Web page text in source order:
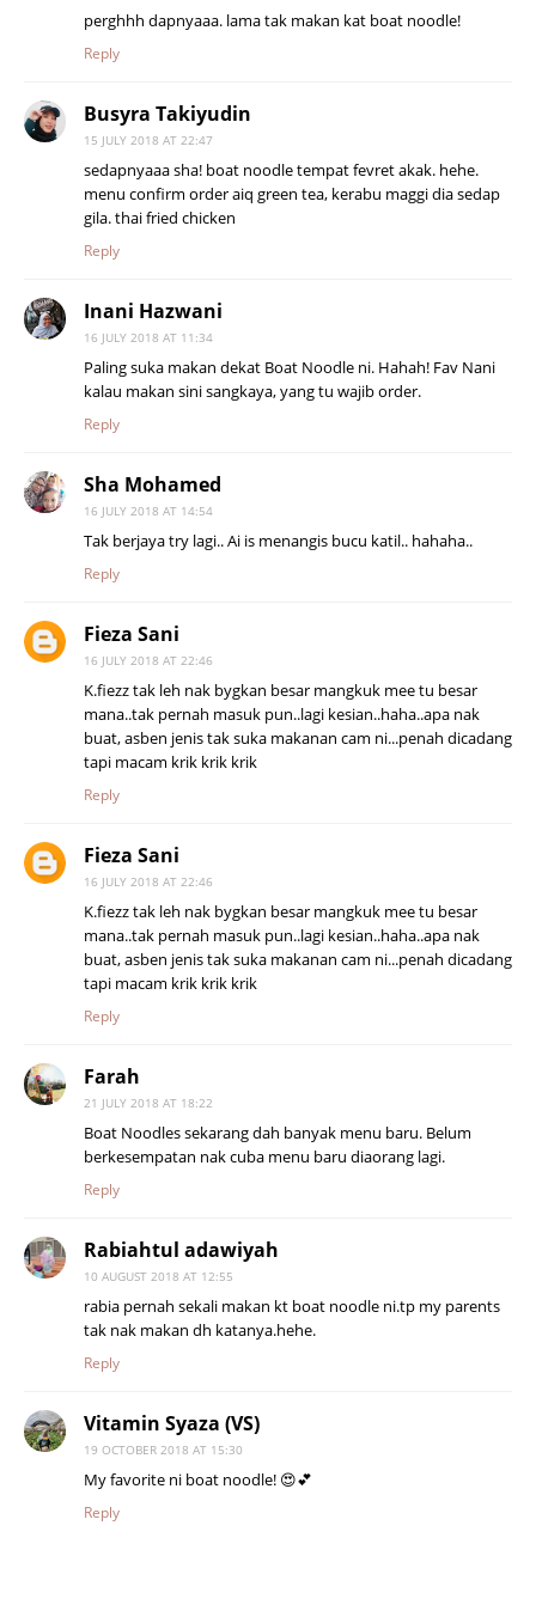
perghhh dapnyaaa. lama tak makan kat boat noodle!
Reply
Busyra Takiyudin
15 JULY 2018 AT 22:47
sedapnyaaa sha! boat noodle tempat fevret akak. hehe.
menu confirm order aiq green tea, kerabu maggi dia sedap
gila. thai fried chicken
Reply
Inani Hazwani
16 JULY 2018 AT 11:34
Paling suka makan dekat Boat Noodle ni. Hahah! Fav Nani
kalau makan sini sangkaya, yang tu wajib order.
Reply
Sha Mohamed
16 JULY 2018 AT 14:54
Tak berjaya try lagi.. Ai is menangis bucu katil.. hahaha..
Reply
Fieza Sani
16 JULY 2018 AT 22:46
K.fiezz tak leh nak bygkan besar mangkuk mee tu besar
mana..tak pernah masuk pun..lagi kesian..haha..apa nak
buat, asben jenis tak suka makanan cam ni...penah dicadang
tapi macam krik krik krik
Reply
Fieza Sani
16 JULY 2018 AT 22:46
K.fiezz tak leh nak bygkan besar mangkuk mee tu besar
mana..tak pernah masuk pun..lagi kesian..haha..apa nak
buat, asben jenis tak suka makanan cam ni...penah dicadang
tapi macam krik krik krik
Reply
Farah
21 JULY 2018 AT 18:22
Boat Noodles sekarang dah banyak menu baru. Belum
berkesempatan nak cuba menu baru diaorang lagi.
Reply
Rabiahtul adawiyah
10 AUGUST 2018 AT 12:55
rabia pernah sekali makan kt boat noodle ni.tp my parents
tak nak makan dh katanya.hehe.
Reply
Vitamin Syaza (VS)
19 OCTOBER 2018 AT 15:30
My favorite ni boat noodle! 😍💕
Reply